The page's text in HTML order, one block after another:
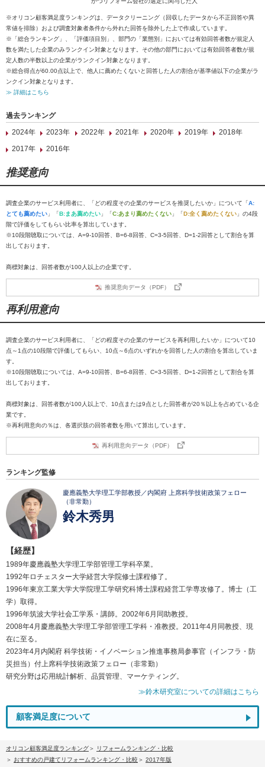
※オリコン顧客満足度ランキングは、データクリーニング（回収したデータから不正回答や異
常値を排除）および調査対象者条件から外れた回答を除外した上で作成しています。
※「総合ランキング」、「評価項目別」、部門の「業態別」においては有効回答者数が規定人
数を満たした企業のみランクイン対象となります。その他の部門においては有効回答者数が規
定人数の半数以上の企業がランクイン対象となります。
※総合得点が60.00点以上で、他人に薦めたくないと回答した人の割合が基準値以下の企業がラ
ンクイン対象となります。
≫ 詳細はこちら
過去ランキング
2024年
2023年 2022年 2021年 2020年 2019年
2018年
2017年
2016年
推奨意向
調査企業のサービス利用者に、「どの程度その企業のサービスを推奨したいか」について「A:
とても薦めたい 」「B:まあ薦めたい 」「C:あまり薦めたくない 」「D:全く薦めたくない 」の4段
階で評価をしてもらい比率を算出しています。
※10段階聴取については、A=9-10回答、B=6-8回答、C=3-5回答、D=1-2回答として割合を算
出しております。
商標対象は、回答者数が100人以上の企業です。
推奨意向データ（PDF）
再利用意向
調査企業のサービス利用者に、「どの程度その企業のサービスを再利用したいか」について10
点～1点の10段階で評価してもらい、10点～6点のいずれかを回答した人の割合を算出していま
す。
※10段階聴取については、A=9-10回答、B=6-8回答、C=3-5回答、D=1-2回答として割合を算
出しております。
商標対象は、回答者数が100人以上で、10点または9点とした回答者が20％以上を占めている企
業です。
※再利用意向の％は、各選択肢の回答者数を用いて算出しています。
再利用意向データ（PDF）
ランキング監修
慶應義塾大学理工学部教授／内閣府 上席科学技術政策フェロー
（非常勤）
鈴木秀男
【経歴】
1989年慶應義塾大学理工学部管理工学科卒業。
1992年ロチェスター大学経営大学院修士課程修了。
1996年東京工業大学大学院理工学研究科博士課程経営工学専攻修了。博士（工
学）取得。
1996年筑波大学社会工学系・講師。2002年6月同助教授。
2008年4月慶應義塾大学理工学部管理工学科・准教授。2011年4月同教授、現
在に至る。
2023年4月内閣府 科学技術・イノベーション推進事務局参事官（インフラ・防
災担当）付上席科学技術政策フェロー（非常勤）
研究分野は応用統計解析、品質管理、マーケティング。
≫鈴木研究室についての詳細はこちら
顧客満足度について
オリコン顧客満足度ランキング
リフォームランキング・比較
おすすめの戸建てリフォームランキング・比較
2017年版